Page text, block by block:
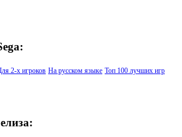
2-х игроков На русском языке Топ 100 лучших игр